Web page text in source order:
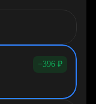
−396 ₽